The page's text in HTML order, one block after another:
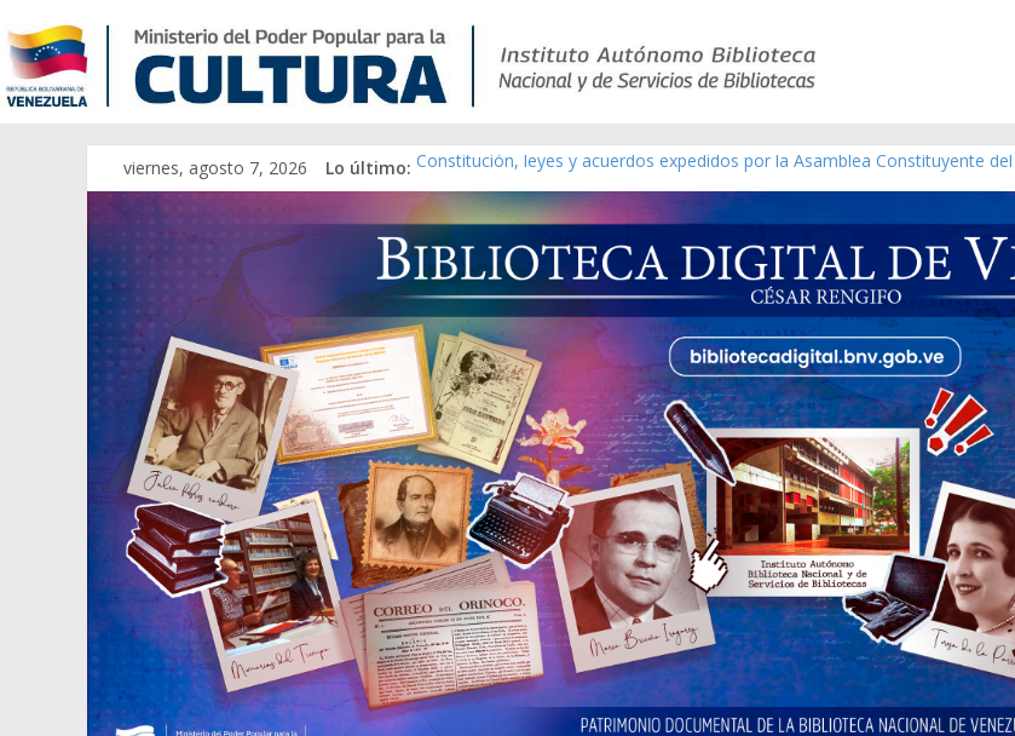
viernes, agosto 7, 2026 Lo último: Constitución, leyes y acuerdos expedidos por la Asamblea Constituyente
Una Parálisis [material gráfico]
Modesta Bor Sánchez [material gráfico]
Gaceta Oficial de la República de Venezuela año CXXXIII Mes V, Caracas 09
Catálogo temático de obras de Modesta Bor